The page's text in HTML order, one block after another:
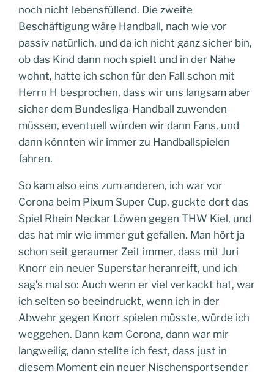
noch nicht lebensfüllend. Die zweite
Beschäftigung wäre Handball, nach wie vor
passiv natürlich, und da ich nicht ganz sicher bin,
ob das Kind dann noch spielt und in der Nähe
wohnt, hatte ich schon für den Fall schon mit
Herrn H besprochen, dass wir uns langsam aber
sicher dem Bundesliga-Handball zuwenden
müssen, eventuell würden wir dann Fans, und
dann könnten wir immer zu Handballspielen
fahren.
So kam also eins zum anderen, ich war vor
Corona beim Pixum Super Cup, guckte dort das
Spiel Rhein Neckar Löwen gegen THW Kiel, und
das hat mir wie immer gut gefallen. Man hört ja
schon seit geraumer Zeit immer, dass mit Juri
Knorr ein neuer Superstar heranreift, und ich
sag’s mal so: Auch wenn er viel verkackt hat, war
ich selten so beeindruckt, wenn ich in der
Abwehr gegen Knorr spielen müsste, würde ich
weggehen. Dann kam Corona, dann war mir
langweilig, dann stellte ich fest, dass just in
diesem Moment ein neuer Nischensportsender